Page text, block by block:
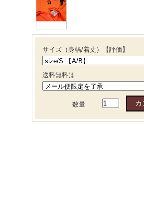
サイズ（身幅/着丈）【評価】
送料無料は
数量